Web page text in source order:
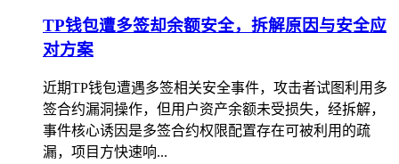
TP钱包遭多签却余额安全，拆解原因与安全应
对方案
近期TP钱包遭遇多签相关安全事件，攻击者试图利用多
签合约漏洞操作，但用户资产余额未受损失，经拆解，
事件核心诱因是多签合约权限配置存在可被利用的疏
漏，项目方快速响...